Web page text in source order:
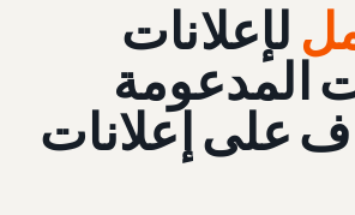
لإعلانات
المدعومة
على إعلانات